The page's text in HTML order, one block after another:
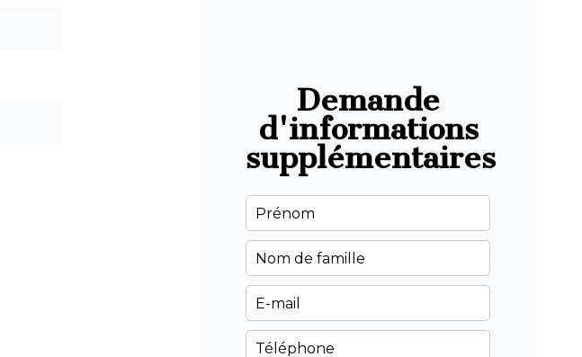
Demande
d'informations
supplémentaires